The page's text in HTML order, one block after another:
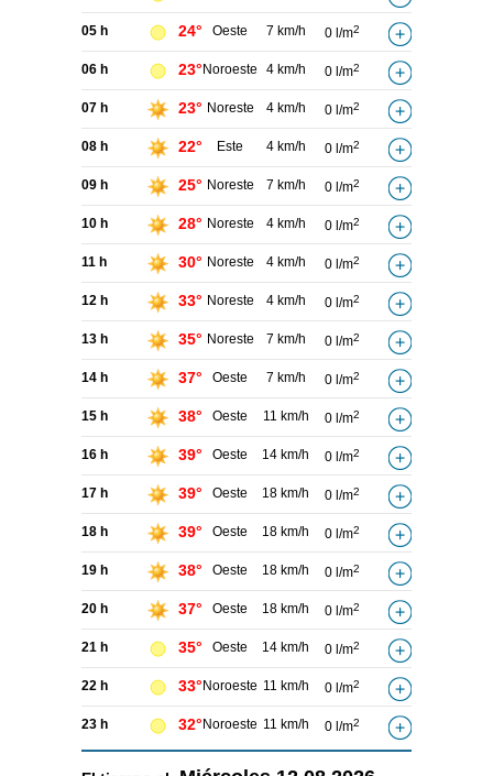
05 h 24° Oeste 7 km/h 0 l/m2
06 h 23° Noroeste 4 km/h 0 l/m2
07 h 23° Noreste 4 km/h 0 l/m2
08 h 22° Este 4 km/h 0 l/m2
09 h 25° Noreste 7 km/h 0 l/m2
10 h 28° Noreste 4 km/h 0 l/m2
11 h 30° Noreste 4 km/h 0 l/m2
12 h 33° Noreste 4 km/h 0 l/m2
13 h 35° Noreste 7 km/h 0 l/m2
14 h 37° Oeste 7 km/h 0 l/m2
15 h 38° Oeste 11 km/h 0 l/m2
16 h 39° Oeste 14 km/h 0 l/m2
17 h 39° Oeste 18 km/h 0 l/m2
18 h 39° Oeste 18 km/h 0 l/m2
19 h 38° Oeste 18 km/h 0 l/m2
20 h 37° Oeste 18 km/h 0 l/m2
21 h 35° Oeste 14 km/h 0 l/m2
22 h 33° Noroeste 11 km/h 0 l/m2
23 h 32° Noroeste 11 km/h 0 l/m2